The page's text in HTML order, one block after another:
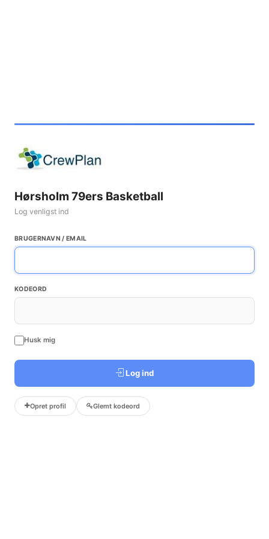
Hørsholm 79ers Basketball
Log venligst ind
BRUGERNAVN / EMAIL
KODEORD
Husk mig
Log ind
Opret profil Glemt kodeord